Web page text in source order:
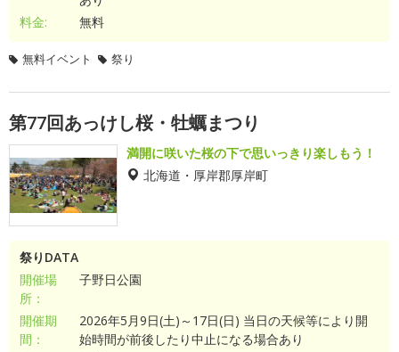
料金:
無料
無料イベント 祭り
第77回あっけし桜・牡蠣まつり
満開に咲いた桜の下で思いっきり楽しもう！
北海道・厚岸郡厚岸町
祭りDATA
開催場
所：
子野日公園
開催期
間：
2026年5月9日(土)～17日(日) 当日の天候等により開
始時間が前後したり中止になる場合あり